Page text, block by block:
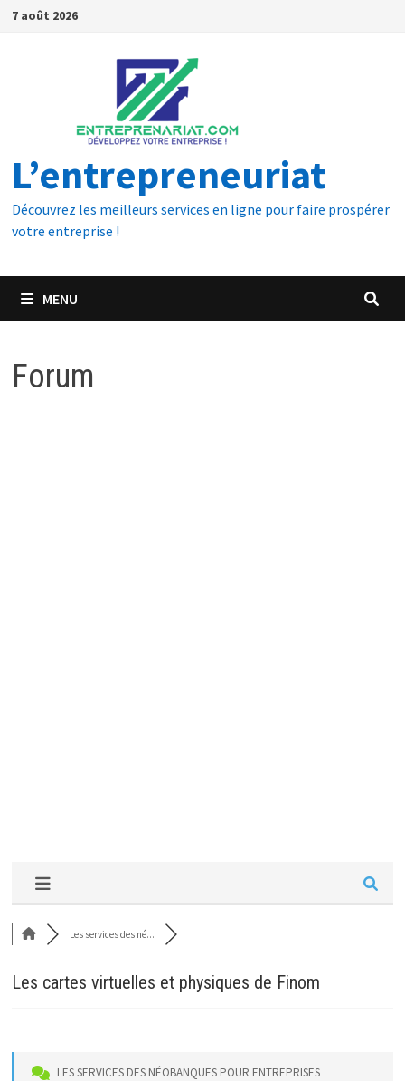
7 août 2026
L’entrepreneuriat
Découvrez les meilleurs services en ligne pour faire prospérer
votre entreprise !
MENU
Forum
Les services des né...
Les cartes virtuelles et physiques de Finom
LES SERVICES DES NÉOBANQUES POUR ENTREPRISES